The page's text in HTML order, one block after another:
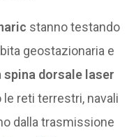
stanno testando
geostazionaria e
spina dorsale laser
reti terrestri, navali
dalla trasmissione